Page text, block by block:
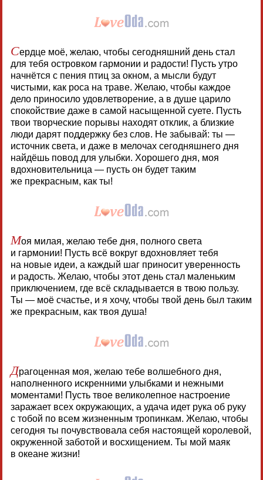
Сердце моё, желаю, чтобы сегодняшний день стал
для тебя островком гармонии и радости! Пусть утро
начнётся с пения птиц за окном, а мысли будут
чистыми, как роса на траве. Желаю, чтобы каждое
дело приносило удовлетворение, а в душе царило
спокойствие даже в самой насыщенной суете. Пусть
твои творческие порывы находят отклик, а близкие
люди дарят поддержку без слов. Не забывай: ты —
источник света, и даже в мелочах сегодняшнего дня
найдёшь повод для улыбки. Хорошего дня, моя
вдохновительница — пусть он будет таким
же прекрасным, как ты!
Моя милая, желаю тебе дня, полного света
и гармонии! Пусть всё вокруг вдохновляет тебя
на новые идеи, а каждый шаг приносит уверенность
и радость. Желаю, чтобы этот день стал маленьким
приключением, где всё складывается в твою пользу.
Ты — моё счастье, и я хочу, чтобы твой день был таким
же прекрасным, как твоя душа!
Драгоценная моя, желаю тебе волшебного дня,
наполненного искренними улыбками и нежными
моментами! Пусть твое великолепное настроение
заражает всех окружающих, а удача идет рука об руку
с тобой по всем жизненным тропинкам. Желаю, чтобы
сегодня ты почувствовала себя настоящей королевой,
окруженной заботой и восхищением. Ты мой маяк
в океане жизни!